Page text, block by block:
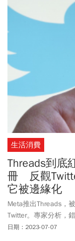
生活消費
Threads到底
冊 反觀
它被邊緣化
Meta推出Threads，
Twitter。專家分析，
而Meta站在IG用戶基
日期：2023-07-07